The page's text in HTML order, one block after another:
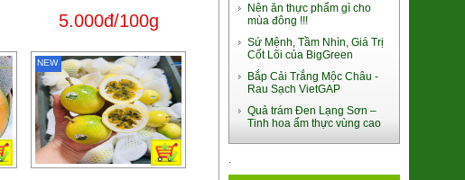
5.000đ/100g
NEW
Mỳ Mug Nhật Bản
(4902105016091)
Nên ăn thực phẩm gì cho
mùa đông !!!
Sứ Mệnh, Tầm Nhìn, Giá Trị
Cốt Lõi của BigGreen
Bắp Cải Trắng Mộc Châu -
Rau Sạch VietGAP
Quả trám Đen Lạng Sơn –
Tinh hoa ẩm thực vùng cao
.